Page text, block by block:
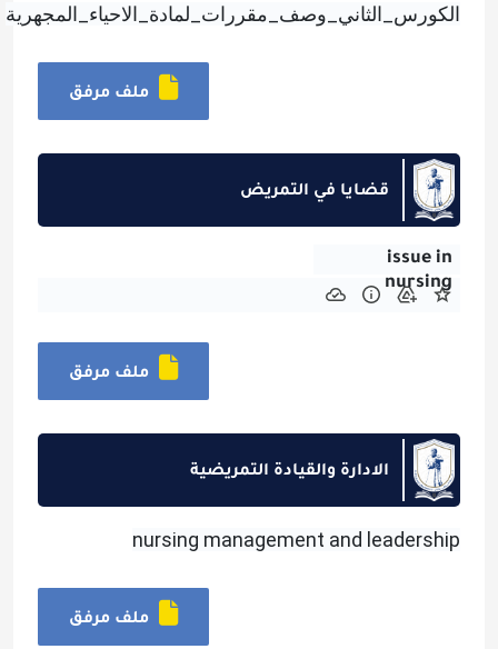
الكورس_الثاني_وصف_مقررات_لمادة_الاحياء_المجهرية
ملف مرفق
قضايا في التمريض
issue in
nursing
ملف مرفق
الادارة والقيادة التمريضية
nursing management and leadership
ملف مرفق